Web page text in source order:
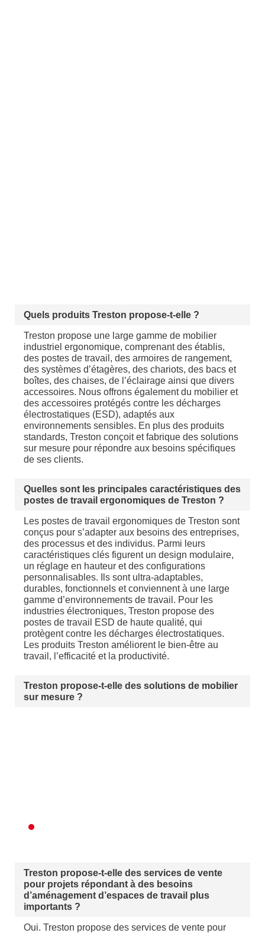
Quels produits Treston propose-t-elle ?
Treston propose une large gamme de mobilier
industriel ergonomique, comprenant des établis,
des postes de travail, des armoires de rangement,
des systèmes d’étagères, des chariots, des bacs et
boîtes, des chaises, de l’éclairage ainsi que divers
accessoires. Nous offrons également du mobilier et
des accessoires protégés contre les décharges
électrostatiques (ESD), adaptés aux
environnements sensibles. En plus des produits
standards, Treston conçoit et fabrique des solutions
sur mesure pour répondre aux besoins spécifiques
de ses clients.
Quelles sont les principales caractéristiques des
postes de travail ergonomiques de Treston ?
Les postes de travail ergonomiques de Treston sont
conçus pour s’adapter aux besoins des entreprises,
des processus et des individus. Parmi leurs
caractéristiques clés figurent un design modulaire,
un réglage en hauteur et des configurations
personnalisables. Ils sont ultra-adaptables,
durables, fonctionnels et conviennent à une large
gamme d’environnements de travail. Pour les
industries électroniques, Treston propose des
postes de travail ESD de haute qualité, qui
protègent contre les décharges électrostatiques.
Les produits Treston améliorent le bien-être au
travail, l’efficacité et la productivité.
Treston propose-t-elle des solutions de mobilier
sur mesure ?
Treston propose-t-elle des services de vente
pour projets répondant à des besoins
d’aménagement d’espaces de travail plus
importants ?
Oui. Treston propose des services de vente pour